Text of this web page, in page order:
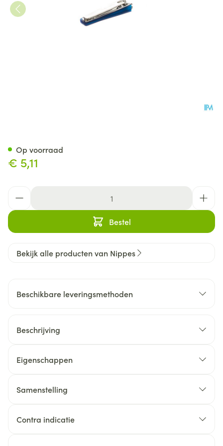
€ 5,11
Bestel
Op voorraad
Bekijk alle producten van Nippes
Beschikbare leveringsmethoden
Beschrijving
Eigenschappen
Samenstelling
Contra indicatie